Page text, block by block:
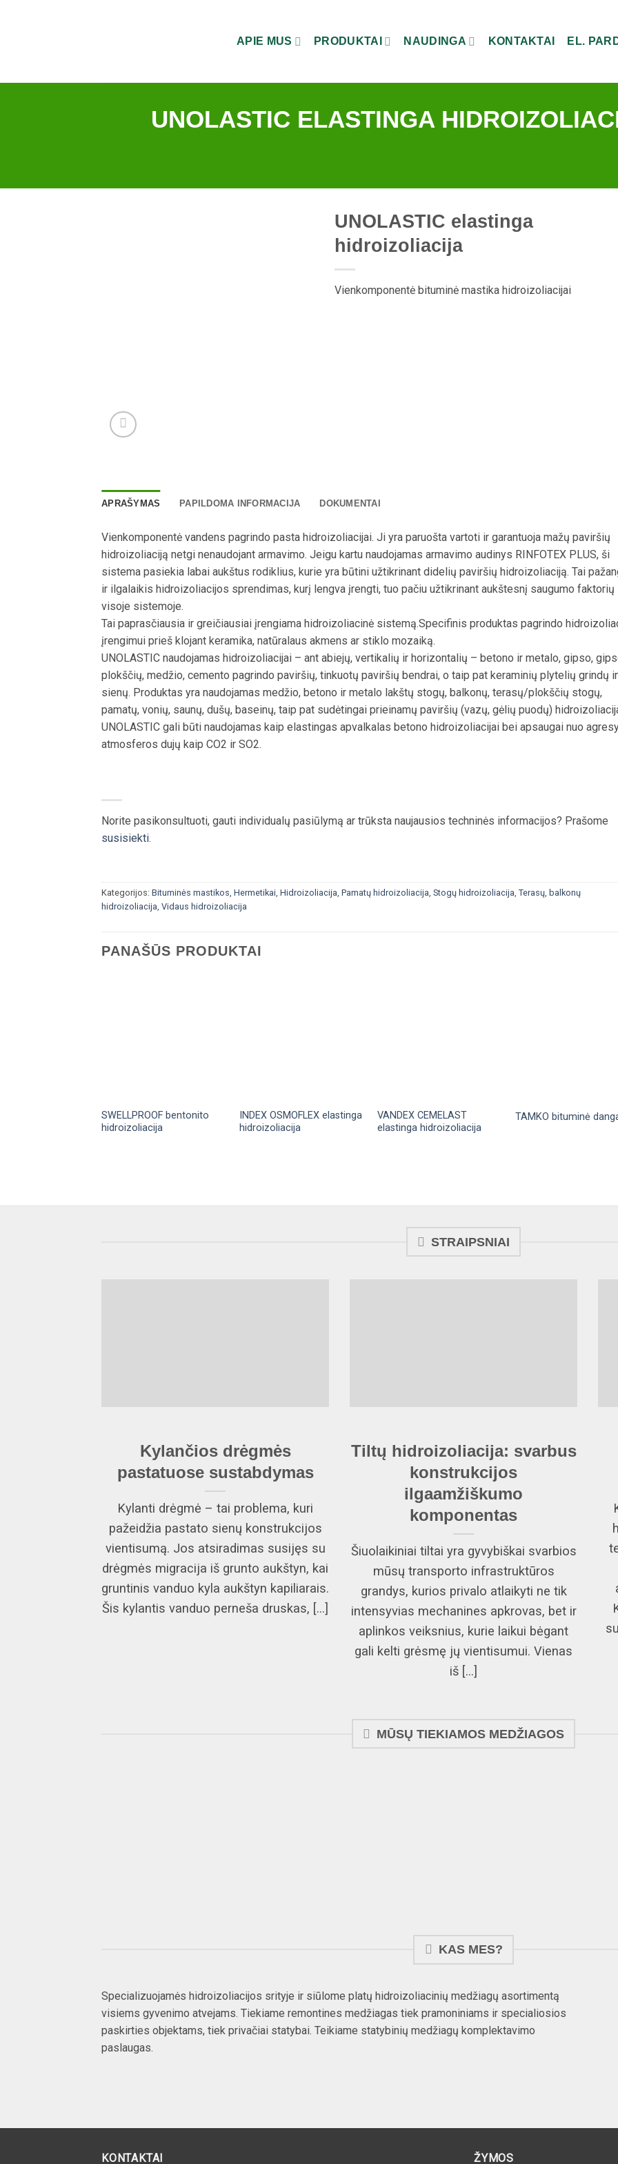
APIE MUS PRODUKTAI NAUDINGA KONTAKTAI EL.
UNOLASTIC ELASTINGA
UNOLASTIC elastinga
hidroizoliacija
Vienkomponentė bituminė mastika hidroizoliacijai
APRAŠYMAS PAPILDOMA INFORMACIJA DOKUMENTAI
Vienkomponentė vandens pagrindo pasta hidroizoliacijai. Ji yra paruošta vartoti ir garantuoja mažų paviršių
hidroizoliaciją netgi nenaudojant armavimo. Jeigu kartu naudojamas armavimo audinys RINFOTEX PLUS, ši
sistema pasiekia labai aukštus rodiklius, kurie yra būtini užtikrinant didelių paviršių hidroizoliaciją. Tai
ir ilgalaikis hidroizoliacijos sprendimas, kurį lengva įrengti, tuo pačiu užtikrinant aukštesnį saugumo faktorių
visoje sistemoje.
Tai paprasčiausia ir greičiausiai įrengiama hidroizoliacinė sistemą.Specifinis produktas pagrindo
įrengimui prieš klojant keramika, natūralaus akmens ar stiklo mozaiką.
UNOLASTIC naudojamas hidroizoliacijai – ant abiejų, vertikalių ir horizontalių – betono ir metalo, gipso,
plokščių, medžio, cemento pagrindo paviršių, tinkuotų paviršių bendrai, o taip pat keraminių plytelių grindų ir
sienų. Produktas yra naudojamas medžio, betono ir metalo lakštų stogų, balkonų, terasų/plokščių stogų,
pamatų, vonių, saunų, dušų, baseinų, taip pat sudėtingai prieinamų paviršių (vazų, gėlių puodų)
UNOLASTIC gali būti naudojamas kaip elastingas apvalkalas betono hidroizoliacijai bei apsaugai nuo
atmosferos dujų kaip CO2 ir SO2.
Norite pasikonsultuoti, gauti individualų pasiūlymą ar trūksta naujausios techninės informacijos? Prašome
susisiekti.
Kategorijos: Bituminės mastikos Hermetikai Hidroizoliacija Pamatų hidroizoliacija Stogų hidroizoliacija Terasų, balkonų
hidroizoliacija Vidaus hidroizoliacija
PANAŠŪS PRODUKTAI
SWELLPROOF bentonito
hidroizoliacija
INDEX OSMOFLEX elastinga
hidroizoliacija
VANDEX CEMELAST
elastinga hidroizoliacija
TAMKO bituminė
STRAIPSNIAI
Kylančios drėgmės
pastatuose sustabdymas
Kylanti drėgmė – tai problema, kuri
pažeidžia pastato sienų konstrukcijos
vientisumą. Jos atsiradimas susijęs su
drėgmės migracija iš grunto aukštyn, kai
gruntinis vanduo kyla aukštyn kapiliarais.
Šis kylantis vanduo perneša druskas, [...]
Tiltų hidroizoliacija: svarbus
konstrukcijos
ilgaamžiškumo
komponentas
Šiuolaikiniai tiltai yra gyvybiškai svarbios
mūsų transporto infrastruktūros
grandys, kurios privalo atlaikyti ne tik
intensyvias mechanines apkrovas, bet ir
aplinkos veiksnius, kurie laikui bėgant
gali kelti grėsmę jų vientisumui. Vienas
iš [...]
MŪSŲ TIEKIAMOS MEDŽIAGOS
KAS MES?
Specializuojamės hidroizoliacijos srityje ir siūlome platų hidroizoliacinių medžiagų asortimentą
visiems gyvenimo atvejams. Tiekiame remontines medžiagas tiek pramoniniams ir specialiosios
paskirties objektams, tiek privačiai statybai. Teikiame statybinių medžiagų komplektavimo
paslaugas.
KONTAKTAI ŽYMOS